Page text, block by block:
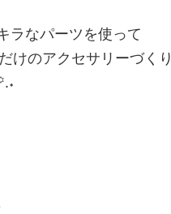
ラなパーツを使って
けのアクセサリーづくり